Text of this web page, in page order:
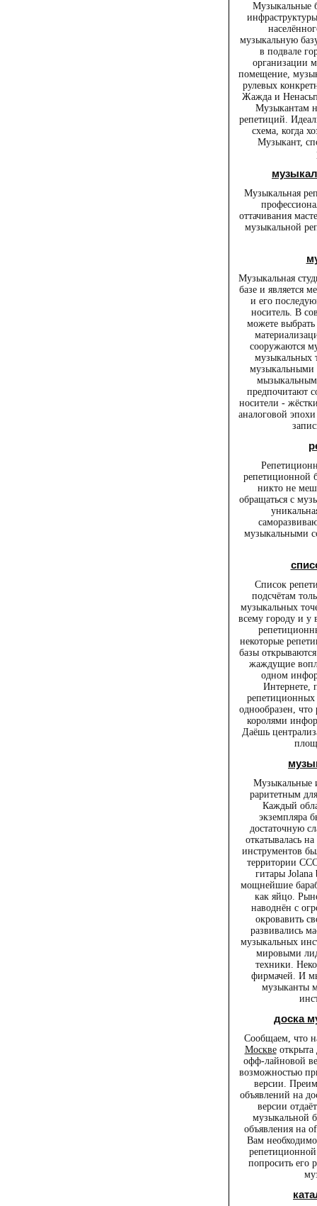
Музыкальные
музыкальную
в подвале
организации
помещение,
рулевых
Жажда и
Музыкантам
репетиций.
схема, когда
Музыкант,
Музыкальная
оттачивания
музыкальной
Музыкальная
базе и является
и его
носитель. В
можете
сооружаются
музыкальных
музыкальными
предпочитают
носители -
аналоговой
репетиционной
никто не
обращаться с
музыкальными
Список
подсчётам
музыкальных
всему городу и у
некоторые
базы
жаждущие
одном
Интернете,
репетиционных
однообразен, что
королями
Даёшь
Музыкальные
раритетным
Каждый
экземпляра
достаточную
откатывалась
инструментов
территории
гитары Jolana
мощнейшие
как яйцо.
наводнён с
окровавить
развивались
музыкальных
мировыми
техники.
фирмачей. И
музыканты
доска
Сообщаем, что
Москвеоткрыта
офф-лайновой
возможностью
версии.
объявлений на
версии
музыкальной
объявления на
Вам необходимо
попросить его